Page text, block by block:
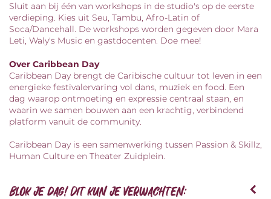
Sluit aan bij één van workshops in de studio's op de eerste
verdieping. Kies uit Seu, Tambu, Afro-Latin of
Soca/Dancehall. De workshops worden gegeven door Mara
Leti, Waly's Music en gastdocenten. Doe mee!
Over Caribbean Day
Caribbean Day brengt de Caribische cultuur tot leven in een
energieke festivalervaring vol dans, muziek en food. Een
dag waarop ontmoeting en expressie centraal staan, en
waarin we samen bouwen aan een krachtig, verbindend
platform vanuit de community.
Caribbean Day is een samenwerking tussen Passion & Skillz,
Human Culture en Theater Zuidplein.
Blok je dag! Dit kun je verwachten: